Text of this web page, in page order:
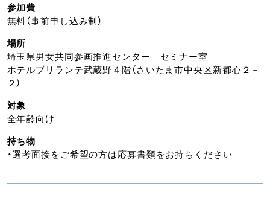
参加費
無料（事前申し込み制）
場所
埼玉県男女共同参画推進センター セミナー室
ホテルブリランテ武蔵野４階（さいたま市中央区新都心２－
２）
対象
全年齢向け
持ち物
・選考面接をご希望の方は応募書類をお持ちください